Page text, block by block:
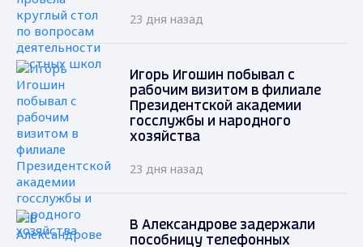
23 дня назад
Игорь Игошин побывал с
рабочим визитом в филиале
Президентской академии
госслужбы и народного
хозяйства
23 дня назад
В Александрове задержали
пособницу телефонных